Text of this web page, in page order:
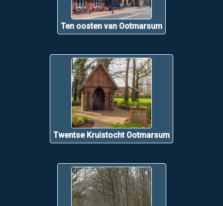
Ten oosten van Ootmarsum
Twentse Kruistocht Ootmarsum